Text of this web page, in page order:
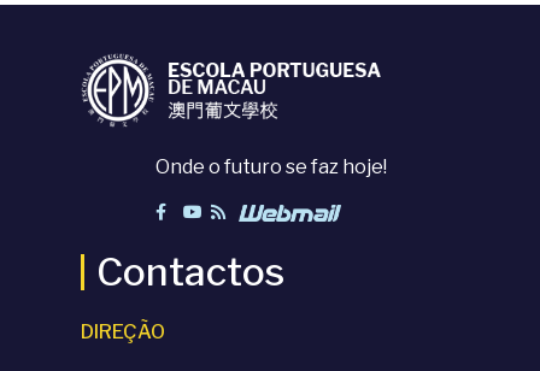
Onde o futuro se faz hoje!
Contactos
DIREÇÃO